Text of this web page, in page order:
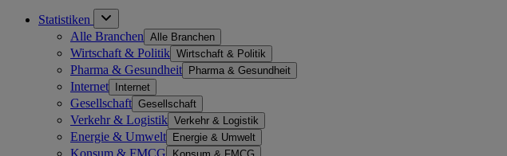
Statistiken
Alle Branchen Alle Branchen
Wirtschaft & Politik Wirtschaft & Politik
Pharma & Gesundheit Pharma & Gesundheit
Internet Internet
Gesellschaft Gesellschaft
Verkehr & Logistik Verkehr & Logistik
Energie & Umwelt Energie & Umwelt
Konsum & FMCG